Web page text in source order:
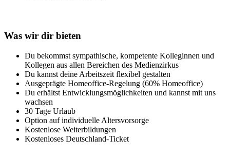
Was wir dir bieten
Du bekommst sympathische, kompetente Kolleginnen und
Kollegen aus allen Bereichen des Medienzirkus
Du kannst deine Arbeitszeit flexibel gestalten
Ausgeprägte Homeoffice-Regelung (60% Homeoffice)
Du erhältst Entwicklungsmöglichkeiten und kannst mit uns
wachsen
30 Tage Urlaub
Option auf individuelle Altersvorsorge
Kostenlose Weiterbildungen
Kostenloses Deutschland-Ticket